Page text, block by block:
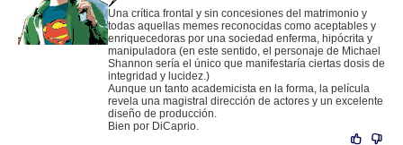
Una crítica frontal y sin concesiones del matrimonio y
todas aquellas memes reconocidas como aceptables y
enriquecedoras por una sociedad enferma, hipócrita y
manipuladora (en este sentido, el personaje de Michael
Shannon sería el único que manifestaría ciertas dosis de
integridad y lucidez.)
Aunque un tanto academicista en la forma, la película
revela una magistral dirección de actores y un excelente
diseño de producción.
Bien por DiCaprio.